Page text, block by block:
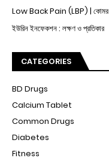
Low Back Pain (LBP) | কোমর
ইউরিন ইনফেকশন : লক্ষণ ও প্রতিকার
CATEGORIES
BD Drugs
Calcium Tablet
Common Drugs
Diabetes
Fitness